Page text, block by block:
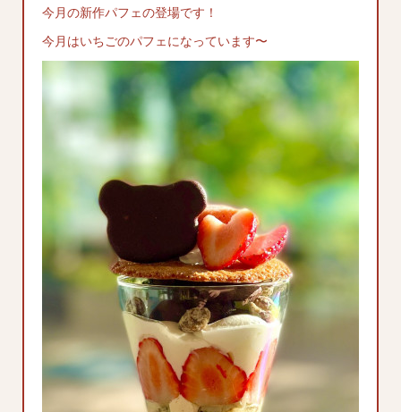
今月の新作パフェの登場です！
今月はいちごのパフェになっています〜